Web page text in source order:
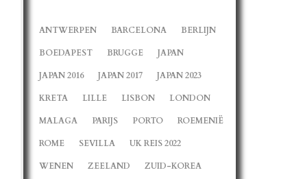
ANTWERPEN BARCELONA BERLIJN
BOEDAPEST BRUGGE JAPAN
JAPAN 2016 JAPAN 2017 JAPAN 2023
KRETA LILLE LISBON LONDON
MALAGA PARIJS PORTO ROEMENIË
ROME SEVILLA UK REIS 2022
WENEN ZEELAND ZUID-KOREA